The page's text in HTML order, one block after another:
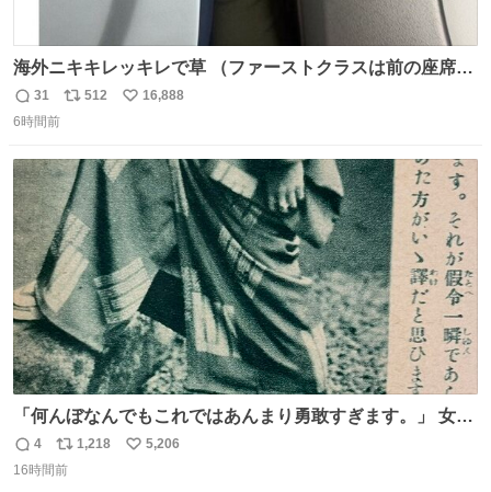
海外ニキキレッキレで草 （ファーストクラスは前の座席で
あるため）
返
信
31
リ
ト
数
512
い
数
16,888
6時間前
「何んぼなんでもこれではあんまり勇敢すぎます。」 女性
の立ち振る舞い指南コーナーで、大股を「下品」や「はし
たない」という言葉を使わず「勇敢すぎます」と洒落っ気
返
信
4
リ
ポ
1,218
い
5,206
16時間前